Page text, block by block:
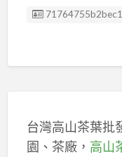
廣告编號
台灣高山茶葉批
園、茶廠， 高山